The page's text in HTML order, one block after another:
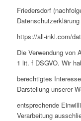
Friedersdorf
https://all-inkl.com/
Die Verwendung von
1 lit. f DSGVO. Wir
berechtigtes
Darstellung unserer
entsprechende
Verarbeitung